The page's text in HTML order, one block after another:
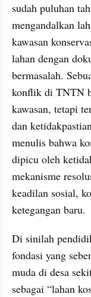
sudah puluhan
mengandalkan
kawasan
lahan dengan
bermasalah.
konflik di TNTN
kawasan, tetapi
dan
menulis bahwa
dipicu oleh
mekanisme
keadilan sosial,
ketegangan baru.
Di sinilah
fondasi yang
muda di desa
sebagai “lahan